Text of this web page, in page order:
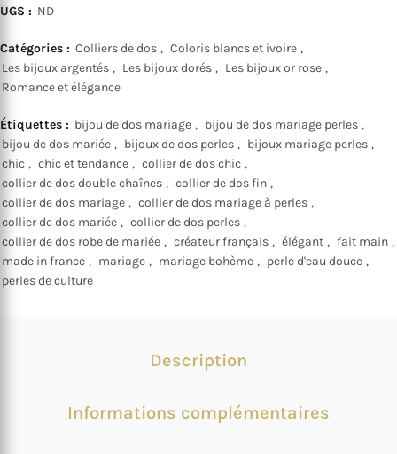
UGS : ND
Catégories : Colliers de dos , Coloris blancs et ivoire ,
Les bijoux argentés , Les bijoux dorés , Les bijoux or rose ,
Romance et élégance
Étiquettes : bijou de dos mariage , bijou de dos mariage perles ,
bijou de dos mariée , bijoux de dos perles , bijoux mariage perles ,
chic , chic et tendance , collier de dos chic ,
collier de dos double chaînes , collier de dos fin ,
collier de dos mariage , collier de dos mariage à perles ,
collier de dos mariée , collier de dos perles ,
collier de dos robe de mariée , créateur français , élégant , fait main ,
made in france , mariage , mariage bohème , perle d'eau douce ,
perles de culture
Description
Informations complémentaires